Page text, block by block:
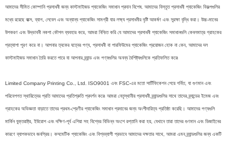
আমাদের সীমিত কোম্পানি প্রসাধনী জন্য কাস্টমাইজড প্যাকেজিং সমাধান প্রদান বিশেষ. আমাদের বিস্তৃত প্রসাধনী প্যাকেজিং বিকল্পগুলির
মধ্যে রয়েছে বাক্স, ব্যাগ, লেবেল এবং অন্যান্য প্যাকেজিং সামগ্রী যার লক্ষ্য প্রসাধনীর দৃষ্টি আকর্ষণ এবং সুরক্ষা বৃদ্ধি করা। উচ্চ-মানের
উপকরণ এবং উদ্ভাবনী নকশা কৌশল ব্যবহার করে, আমরা নিশ্চিত করি যে আমাদের প্রসাধনী প্যাকেজিং সমাধানগুলি কেবলমাত্র গ্রাহকের
প্রত্যাশা পূরণ করে না। আপনার ত্বকের যত্নের পণ্য, প্রসাধনী বা পারফিউমের প্যাকেজিং প্রয়োজন হোক না কেন, আমাদের দল
কাস্টমাইজড সমাধান তৈরি করতে পারে যা আপনার ব্র্যান্ড এবং পণ্যগুলির অনন্য বৈশিষ্ট্যগুলিকে প্রতিফলিত করে৷
Limited Company Printing Co., Ltd. ISO9001 এবং FSC-এর মতো সার্টিফিকেশন পেয়ে গর্বিত, যা গুণমান এবং
পরিবেশগত স্থায়িত্বের প্রতি আমাদের প্রতিশ্রুতি প্রদর্শন করে৷ আমরা নেতৃস্থানীয় প্রসাধনী ব্র্যান্ডগুলির সাথে তাদের ব্র্যান্ডের ইমেজ এবং
গ্রাহকের অভিজ্ঞতা বাড়াতে তাদের প্রথম-শ্রেণীর প্যাকেজিং সমাধান প্রদানের জন্য অংশীদারিত্ব প্রতিষ্ঠা করেছি। আমাদের পণ্যগুলি
মার্কিন যুক্তরাষ্ট্র, ইউরোপ এবং দক্ষিণ-পূর্ব এশিয়া সহ বিশ্বের বিভিন্ন অংশে রপ্তানি করা হয়, যেখানে তারা তাদের গুণমান এবং ডিজাইনের
কারণে ব্যাপকভাবে জনপ্রিয়। কসমেটিক প্যাকেজিং এবং বিশ্বব্যাপী প্রভাবে আমাদের দক্ষতার সাথে, আমরা এমন ব্র্যান্ডগুলির জন্য একটি